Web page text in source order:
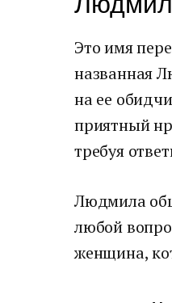
Это имя
названная
на ее
приятный
требуя
Людмила
любой
женщина,